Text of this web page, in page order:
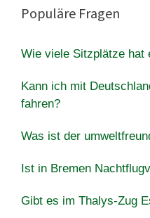
Populäre Fragen
Wie viele Sitzplätze hat
Kann ich mit
fahren?
Was ist der
Ist in Bremen
Gibt es im Thalys-Zug